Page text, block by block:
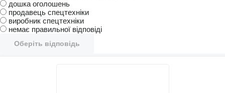
дошка оголошень
продавець спецтехніки
виробник спецтехніки
немає правильної відповіді
Оберіть відповідь